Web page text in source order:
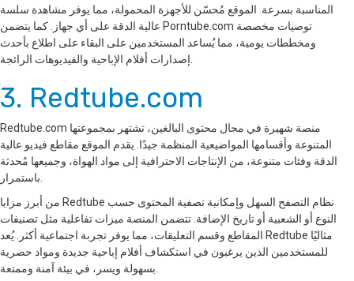
المناسبة بسرعة. الموقع مُحسّن للأجهزة المحمولة، مما يوفر مشاهدة سلسة
عالية الدقة على أي جهاز. كما يتضمن Porntube.com توصيات مخصصة
ومخططات يومية، مما يُساعد المستخدمين على البقاء على اطلاع بأحدث
3. Redtube.com
Redtube.com منصة شهيرة في مجال محتوى البالغين، تشتهر بمجموعتها
المتنوعة وأقسامها المواضيعية المنظمة جيدًا. يقدم الموقع مقاطع فيديو عالية
الدقة وفئات متنوعة، من الإنتاجات الاحترافية إلى مواد الهواة، وجميعها مُحدثة
من أبرز مزايا Redtube نظام التصفح السهل وإمكانية تصفية المحتوى حسب
النوع أو الشعبية أو تاريخ الإضافة. تتضمن المنصة ميزات تفاعلية مثل تصنيفات
المقاطع وقسم التعليقات، مما يوفر تجربة اجتماعية أكثر. يُعد Redtube مثاليًا
للمستخدمين الذين يرغبون في استكشاف أفلام إباحية جديدة ومواد حصرية